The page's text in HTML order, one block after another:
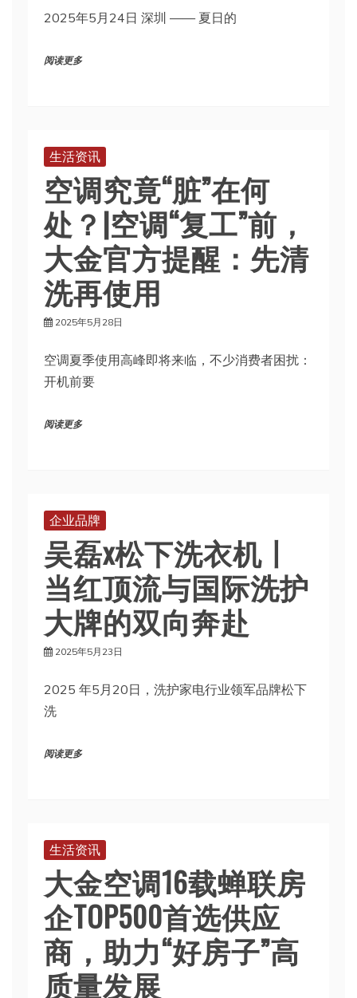
2025年5月24日 深圳 —— 夏日的
阅读更多
生活资讯
空调究竟“脏”在何
处？|空调“复工”前，
大金官方提醒：先清
洗再使用
2025年5月28日
空调夏季使用高峰即将来临，不少消费者困扰：
开机前要
阅读更多
企业品牌
吴磊x松下洗衣机丨
当红顶流与国际洗护
大牌的双向奔赴
2025年5月23日
2025 年5月20日，洗护家电行业领军品牌松下
洗
阅读更多
生活资讯
大金空调16载蝉联房
企TOP500首选供应
商，助力“好房子”高
质量发展